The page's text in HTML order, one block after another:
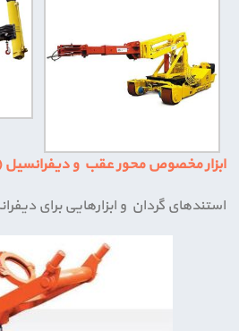
ابزارمخصوص محور عقب و دیفرانسیل
استندهای گردان و ابزارهایی برای